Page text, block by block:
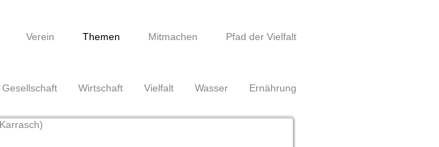
Verein Themen Mitmachen Pfad der Vielfalt
Ernährung
Wasser
Vielfalt
Wirtschaft
Gesellschaft